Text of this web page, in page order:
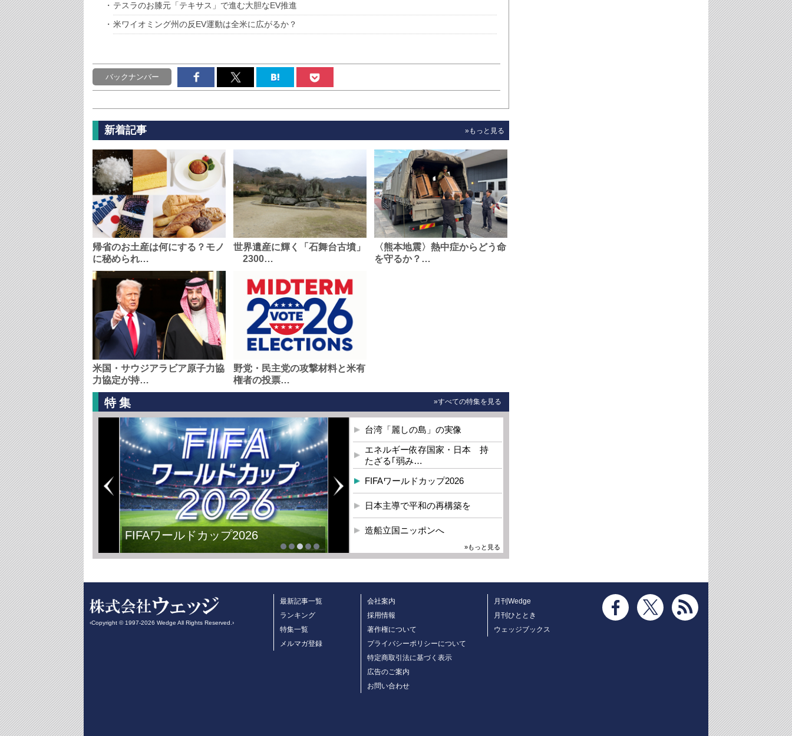
テスラのお膝元「テキサス」で進む大胆なEV推進
米ワイオミング州の反EV運動は全米に広がるか？
バックナンバー
新着記事 »もっと見る
帰省のお土産は何にする？モノ
に秘められ…
世界遺産に輝く「石舞台古墳」
2300…
〈熊本地震〉熱中症からどう命
を守るか？…
米国・サウジアラビア原子力協
力協定が持…
野党・民主党の攻撃材料と米有
権者の投票…
特集 »すべての特集を見る
FIFAワールドカップ2026
台湾「麗しの島」の実像
エネルギー依存国家・日本 持
たざる｢弱み…
FIFAワールドカップ2026
日本主導で平和の再構築を
造船立国ニッポンへ
»もっと見る
‹Copyright © 1997-2026 Wedge All Rights Reserved.›
最新記事一覧
ランキング
特集一覧
メルマガ登録
会社案内
採用情報
著作権について
プライバシーポリシーについて
特定商取引法に基づく表示
広告のご案内
お問い合わせ
月刊Wedge
月刊ひととき
ウェッジブックス